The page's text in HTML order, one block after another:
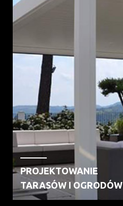
PROJEKTOWANIE
TARASÓW I OGRODÓW